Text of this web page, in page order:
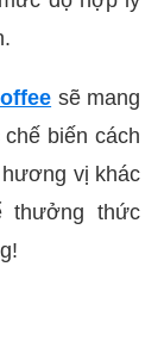
sẽ mang
biến cách
vị khác
thưởng thức